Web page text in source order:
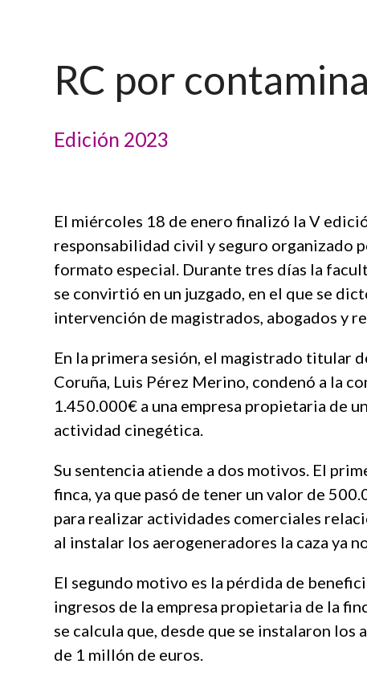
RC por
Edición 2023
El miércoles 18 de enero finalizó la V
responsabilidad civil y seguro organizado
formato especial. Durante tres días la
se convirtió en un juzgado, en el que se
intervención de magistrados, abogados y
En la primera sesión, el magistrado titular
Coruña, Luis Pérez Merino, condenó a la
1.450.000€ a una empresa propietaria de
actividad cinegética.
Su sentencia atiende a dos motivos. El
finca, ya que pasó de tener un valor de
para realizar actividades comerciales
al instalar los aerogeneradores la caza ya
El segundo motivo es la pérdida de
ingresos de la empresa propietaria de la
se calcula que, desde que se instalaron
de 1 millón de euros.